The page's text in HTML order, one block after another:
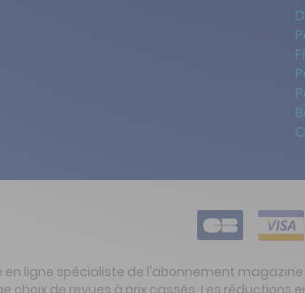
en ligne spécialiste de l'abonnement
choix de revues à prix cassés. Les